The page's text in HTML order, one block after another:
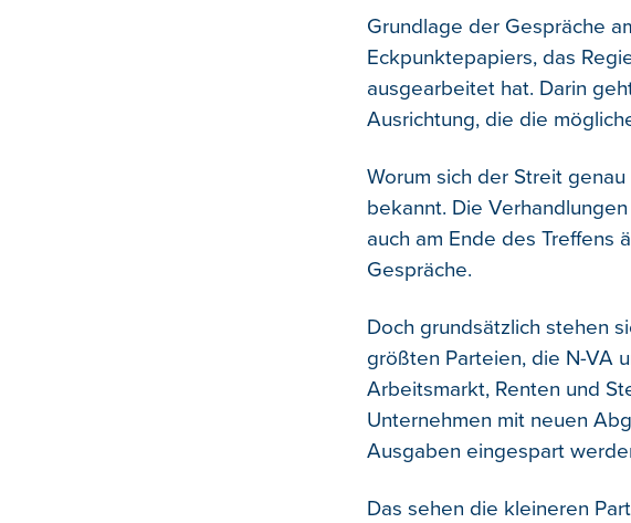
Grundlage der Gespräche
Eckpunktepapiers, das
ausgearbeitet hat. Darin
Ausrichtung, die die
Worum sich der Streit
bekannt. Die
auch am Ende des Treffens
Gespräche.
Doch grundsätzlich stehen
größten Parteien, die N-VA
Arbeitsmarkt, Renten und
Unternehmen mit neuen
Ausgaben eingespart
Das sehen die kleineren